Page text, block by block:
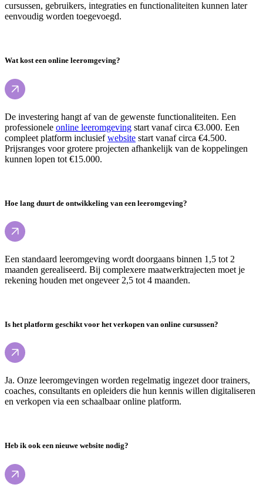
cursussen, gebruikers, integraties en functionaliteiten kunnen later
eenvoudig worden toegevoegd.
Wat kost een online leeromgeving?
De investering hangt af van de gewenste functionaliteiten. Een
professionele online leeromgeving start vanaf circa €3.000. Een
compleet platform inclusiefwebsite start vanaf circa €4.500.
Prijsranges voor grotere projecten afhankelijk van de koppelingen
kunnen lopen tot €15.000.
Hoe lang duurt de ontwikkeling van een leeromgeving?
Een standaard leeromgeving wordt doorgaans binnen 1,5 tot 2
maanden gerealiseerd. Bij complexere maatwerktrajecten moet je
rekening houden met ongeveer 2,5 tot 4 maanden.
Is het platform geschikt voor het verkopen van online cursussen?
Ja. Onze leeromgevingen worden regelmatig ingezet door trainers,
coaches, consultants en opleiders die hun kennis willen digitaliseren
en verkopen via een schaalbaar online platform.
Heb ik ook een nieuwe website nodig?